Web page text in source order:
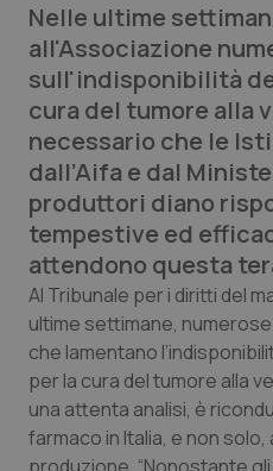
QS Pro
Professionisti Sanitari.AI
Abruzzo
Basilicata
Calabria
Campania
Emilia-Romagna
QS Pro Gold
Artrite & artrosi
Asma & BPCO
Car-T
Colesterolo &
QS Club Newsletter
Nelle ultime
all'Associazione
sull'indisponibilità
cura del tumore alla
necessario che le
dall’Aifa e dal
produttori diano
tempestive ed
attendono questa
Al Tribunale per i diritti del
ultime settimane,
che lamentano
per la cura del tumore alla
una attenta analisi, è
farmaco in Italia, e non solo,